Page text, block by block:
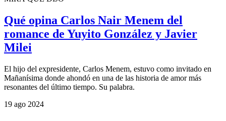
Qué opina Carlos Nair Menem del
romance de Yuyito González y Javier
Milei
El hijo del expresidente, Carlos Menem, estuvo como invitado en
Mañanísima donde ahondó en una de las historia de amor más
resonantes del último tiempo. Su palabra.
19 ago 2024